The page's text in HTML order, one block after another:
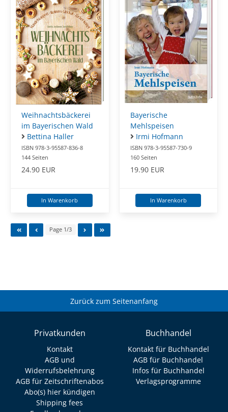
Weihnachtsbäckerei
im Bayerischen Wald
Bettina Haller
ISBN 978-3-95587-836-8
144 Seiten
24.90 EUR
In Warenkorb
Bayerische
Mehlspeisen
Irmi Hofmann
ISBN 978-3-95587-730-9
160 Seiten
19.90 EUR
In Warenkorb
Page 1/3
Zurück zum Seitenanfang
Privatkunden
Kontakt
AGB und
Widerrufsbelehrung
AGB für Zeitschriftenabos
Abo(s) hier kündigen
Shipping fees
Buchhandel
Kontakt für Buchhandel
AGB für Buchhandel
Infos für Buchhandel
Verlagsprogramme